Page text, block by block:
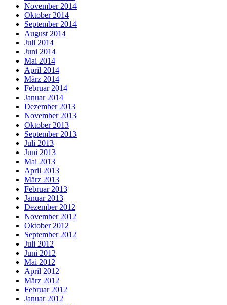
November 2014
Oktober 2014
September 2014
August 2014
Juli 2014
Juni 2014
Mai 2014
April 2014
März 2014
Februar 2014
Januar 2014
Dezember 2013
November 2013
Oktober 2013
September 2013
Juli 2013
Juni 2013
Mai 2013
April 2013
März 2013
Februar 2013
Januar 2013
Dezember 2012
November 2012
Oktober 2012
September 2012
Juli 2012
Juni 2012
Mai 2012
April 2012
März 2012
Februar 2012
Januar 2012